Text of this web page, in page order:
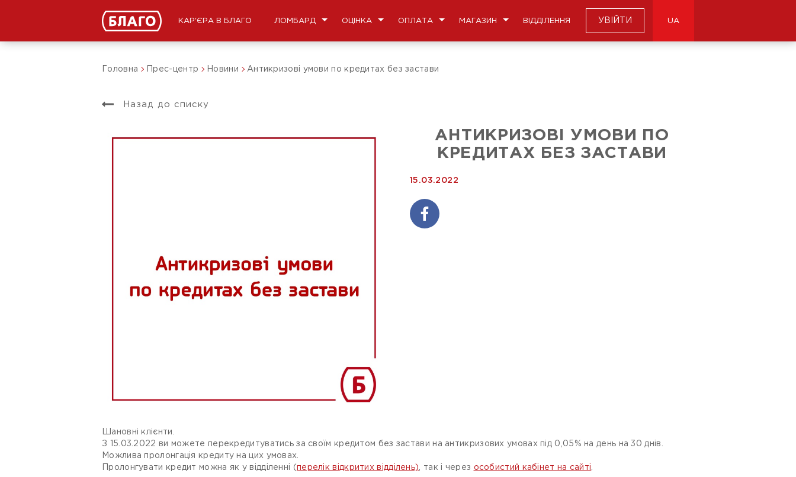
КАР'ЄРА В БЛАГО ЛОМБАРД ОЦІНКА ОПЛАТА МАГАЗИН ВІДДІЛЕННЯ УВІЙТИ UA
Головна Прес-центр Новини Антикризові умови по кредитах без застави
Назад до списку
АНТИКРИЗОВІ УМОВИ ПО
КРЕДИТАХ БЕЗ ЗАСТАВИ
15.03.2022
Шановні клієнти.
З 15.03.2022 ви можете перекредитуватись за своїм кредитом без застави на антикризових умовах під 0,05% на день на 30 днів.
Можлива пролонгація кредиту на цих умовах.
Пролонгувати кредит можна як у відділенні (перелік відкритих відділень) , так і через особистий кабінет на сайті